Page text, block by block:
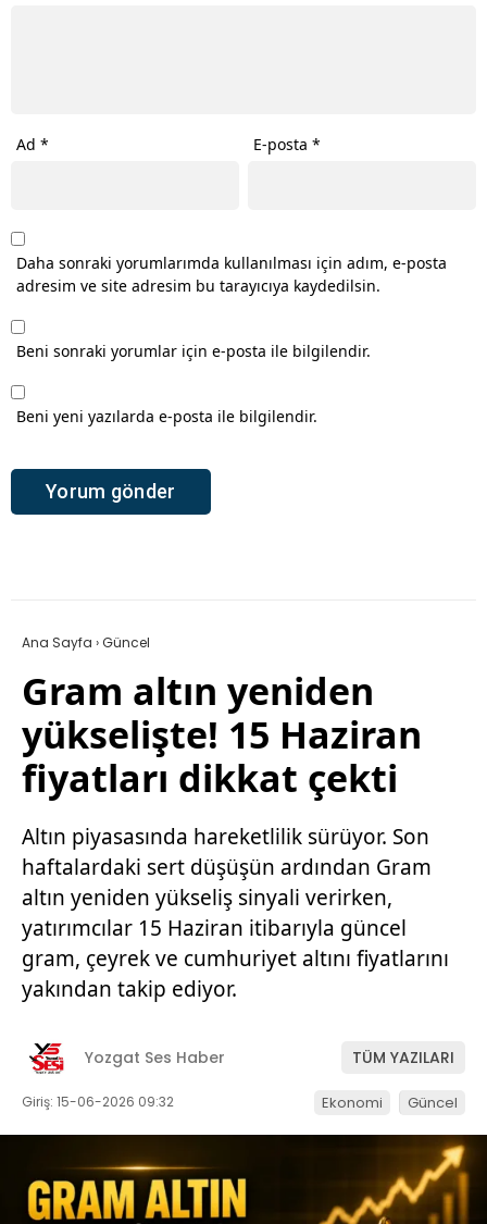
Ad * E-posta*
Daha sonraki yorumlarımda kullanılması için adım, e-posta
adresim ve site adresim bu tarayıcıya kaydedilsin.
Beni sonraki yorumlar için e-posta ile bilgilendir.
Beni yeni yazılarda e-posta ile bilgilendir.
Ana Sayfa ›Güncel
Gram altın yeniden
yükselişte! 15 Haziran
fiyatları dikkat çekti
Altın piyasasında hareketlilik sürüyor. Son
haftalardaki sert düşüşün ardından Gram
altın yeniden yükseliş sinyali verirken,
yatırımcılar 15 Haziran itibarıyla güncel
gram, çeyrek ve cumhuriyet altını fiyatlarını
yakından takip ediyor.
Yozgat Ses Haber TÜM YAZILARI
Giriş: 15-06-2026 09:32 Ekonomi Güncel